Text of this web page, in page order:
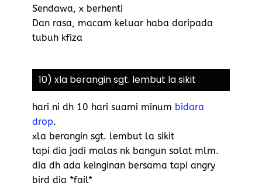
Sendawa, x berhenti
Dan rasa, macam keluar haba daripada
tubuh kfiza
10) xla berangin sgt. lembut la sikit
hari ni dh 10 hari suami minum bidara
drop.
xla berangin sgt. lembut la sikit
tapi dia jadi malas nk bangun solat mlm.
dia dh ada keinginan bersama tapi angry
bird dia *fail*